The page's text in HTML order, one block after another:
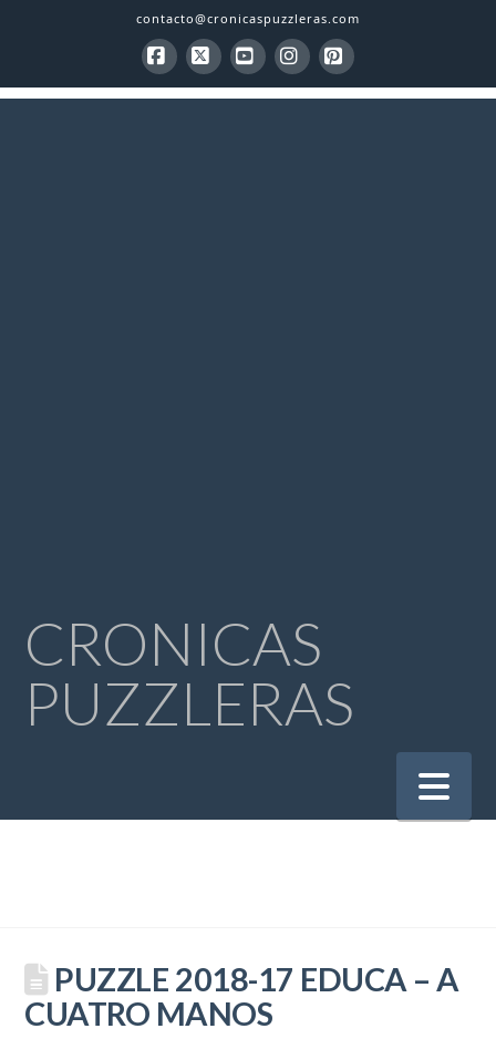
contacto@cronicaspuzzleras.com
Facebook
X YouTubeInstagram
Pinterest
CRONICAS
PUZZLERAS
PUZZLE 2018-17 EDUCA – A
CUATRO MANOS